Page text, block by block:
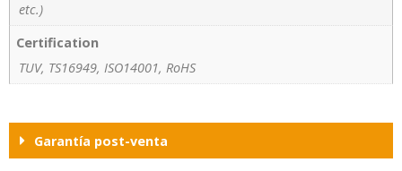
etc.)
Certification
TUV, TS16949, ISO14001, RoHS
Garantía post-venta